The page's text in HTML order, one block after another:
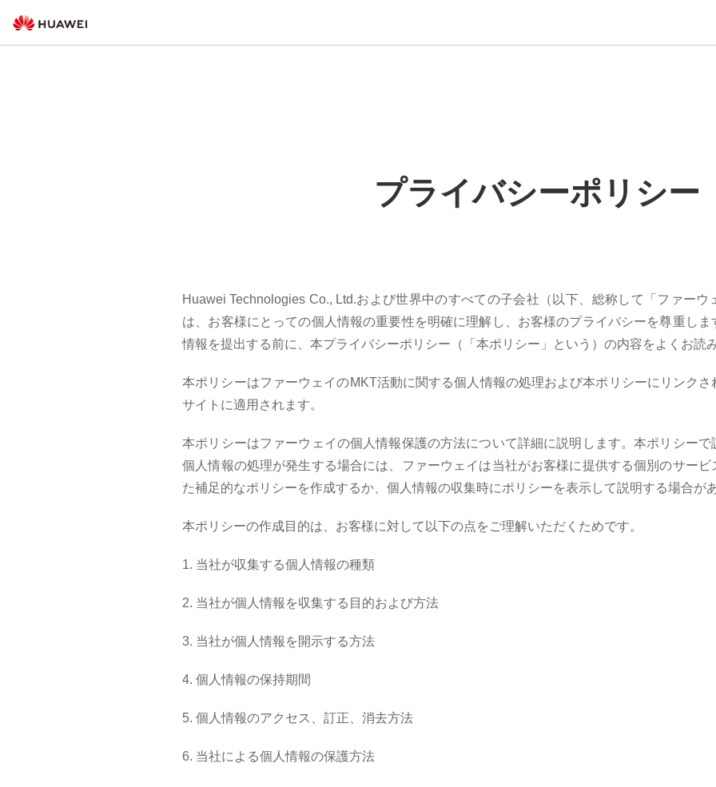
プライバシーポリシー
Huawei Technologies Co., Ltd.および世界中のすべての子会社（以下、総称して「ファー
は、お客様にとっての個人情報の重要性を明確に理解し、お客様のプライバシーを尊重し
情報を提出する前に、本プライバシーポリシー（「本ポリシー」という）の内容をよくお読
本ポリシーはファーウェイのMKT活動に関する個人情報の処理および本ポリシーにリンク
サイトに適用されます。
本ポリシーはファーウェイの個人情報保護の方法について詳細に説明します。本ポリシー
個人情報の処理が発生する場合には、ファーウェイは当社がお客様に提供する個別のサー
た補足的なポリシーを作成するか、個人情報の収集時にポリシーを表示して説明する場合が
本ポリシーの作成目的は、お客様に対して以下の点をご理解いただくためです。
1. 当社が収集する個人情報の種類
2. 当社が個人情報を収集する目的および方法
3. 当社が個人情報を開示する方法
4. 個人情報の保持期間
5. 個人情報のアクセス、訂正、消去方法
6. 当社による個人情報の保護方法